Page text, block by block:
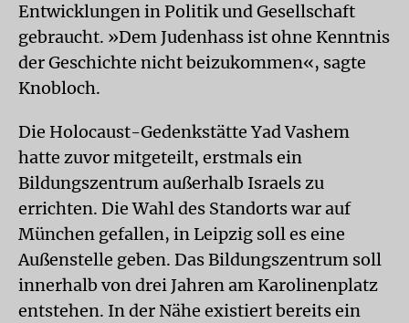
Entwicklungen in Politik und Gesellschaft
gebraucht. »Dem Judenhass ist ohne Kenntnis
der Geschichte nicht beizukommen«, sagte
Knobloch.
Die Holocaust-Gedenkstätte Yad Vashem
hatte zuvor mitgeteilt, erstmals ein
Bildungszentrum außerhalb Israels zu
errichten. Die Wahl des Standorts war auf
München gefallen, in Leipzig soll es eine
Außenstelle geben. Das Bildungszentrum soll
innerhalb von drei Jahren am Karolinenplatz
entstehen. In der Nähe existiert bereits ein